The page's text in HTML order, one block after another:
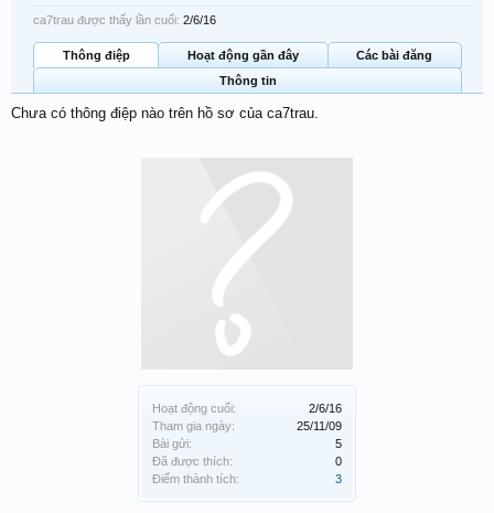
Hoạt động cuối:
2/6/16
Tham gia ngày:
25/11/09
Bài gửi:
5
Đã được thích:
0
Điểm thành tích:
3
ca7trau được thấy lần cuối: 2/6/16
Thông điệp Hoạt động gần đây
Các bài đăng
Thông tin
Chưa có thông điệp nào trên hồ sơ của ca7trau.